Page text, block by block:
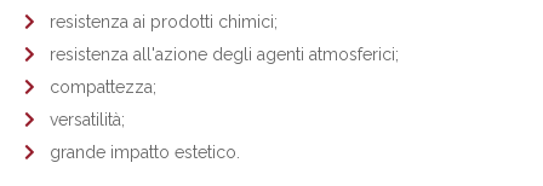
resistenza ai prodotti chimici;
resistenza all'azione degli agenti atmosferici;
compattezza;
versatilità;
grande impatto estetico.